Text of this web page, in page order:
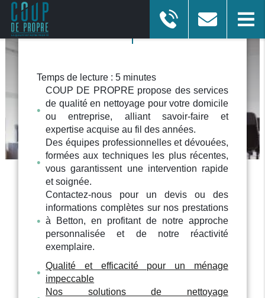
à Chartres-de-Bretagne
Afficher le numéro En savoir plus
Temps de lecture : 5 minutes
COUP DE PROPRE propose des services
de qualité en nettoyage pour votre domicile
ou entreprise, alliant savoir-faire et
expertise acquise au fil des années.
Des équipes professionnelles et dévouées,
formées aux techniques les plus récentes,
vous garantissent une intervention rapide
et soignée.
Contactez-nous pour un devis ou des
informations complètes sur nos prestations
à Betton, en profitant de notre approche
personnalisée et de notre réactivité
exemplaire.
Qualité et efficacité pour un ménage
impeccable
Nos solutions de nettoyage